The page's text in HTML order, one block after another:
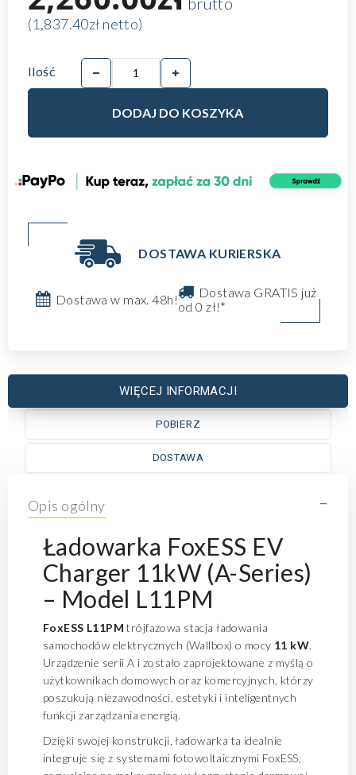
(1,837.40zł netto)
Ilość
DODAJ DO KOSZYKA
DOSTAWA KURIERSKA
Dostawa w max. 48h!
Dostawa GRATIS już
od 0 zł!*
WIĘCEJ INFORMACJI
POBIERZ
DOSTAWA
Opis ogólny -
Ładowarka FoxESS EV
Charger 11kW (A-Series)
– Model L11PM
FoxESS L11PM trójfazowa stacja ładowania
samochodów elektrycznych (Wallbox) o mocy 11 kW.
Urządzenie serii A i zostało zaprojektowane z myślą o
użytkownikach domowych oraz komercyjnych, którzy
poszukują niezawodności, estetyki i inteligentnych
funkcji zarządzania energią.
Dzięki swojej konstrukcji, ładowarka ta idealnie
integruje się z systemami fotowoltaicznymi FoxESS,